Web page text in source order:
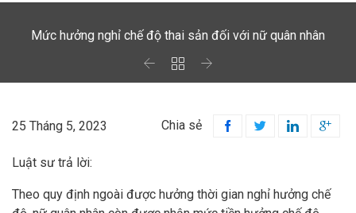
Mức hưởng nghỉ chế độ thai sản đối với nữ quân nhân
  
25 Tháng 5, 2023 Chia sẻ    
Luật sư trả lời:
Theo quy định ngoài được hưởng thời gian nghỉ hưởng chế